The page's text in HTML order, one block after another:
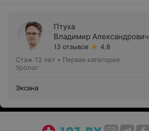
Птуха
Владимир Александрович
13 отзывов
4.8
Стаж 13 лет • Первая категория
Уролог
Эксана